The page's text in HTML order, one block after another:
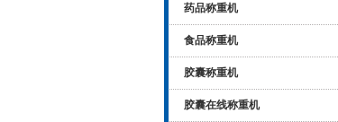
药品称重机
食品称重机
胶囊称重机
胶囊在线称重机